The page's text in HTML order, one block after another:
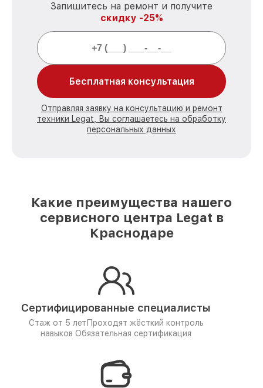
Запишитесь на ремонт и получите
скидку -25%
Бесплатная консультация
Отправляя заявку на консультацию и ремонт
техники Legat, Вы соглашаетесь на обработку
персональных данных
Какие преимущества нашего
сервисного центра Legat в
Краснодаре
Сертифицированные специалисты
Стаж от 5 лет Проходят жёсткий контроль
навыков Обязательная сертификация